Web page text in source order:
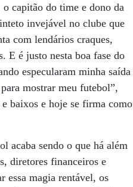
capitão do time e dono da
invejável no clube que
com lendários craques,
E é justo nesta boa fase do
especularam minha saída
mostrar meu futebol”,
baixos e hoje se firma como
acaba sendo o que há além
diretores financeiros e
essa magia rentável, os